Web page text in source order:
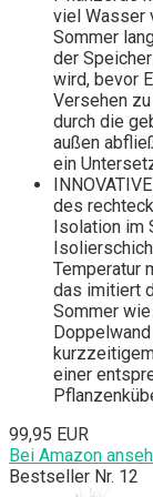
viel Wasser
Sommer
der
wird, bevor
Versehen
durch die
außen
ein
des
Isolation im
Temperatur
das imitiert
Sommer
einer
99,95 EUR
Bei Amazon
Bestseller Nr. 12